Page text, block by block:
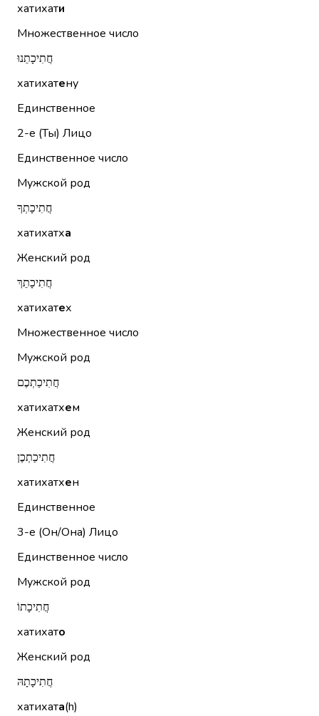
хатихати
Множественное число
חֲתִיכָתֵנוּ
хатихатену
Единственное
2-е (Ты) Лицо
Единственное число
Мужской род
חֲתִיכָתְךָ
хатихатха
Женский род
חֲתִיכָתֵךְ
хатихатех
Множественное число
Мужской род
חֲתִיכַתְכֶם
хатихатхем
Женский род
חֲתִיכַתְכֶן
хатихатхен
Единственное
3-е (Он/Она) Лицо
Единственное число
Мужской род
חֲתִיכָתוֹ
хатихато
Женский род
חֲתִיכָתָהּ
хатихата(h)